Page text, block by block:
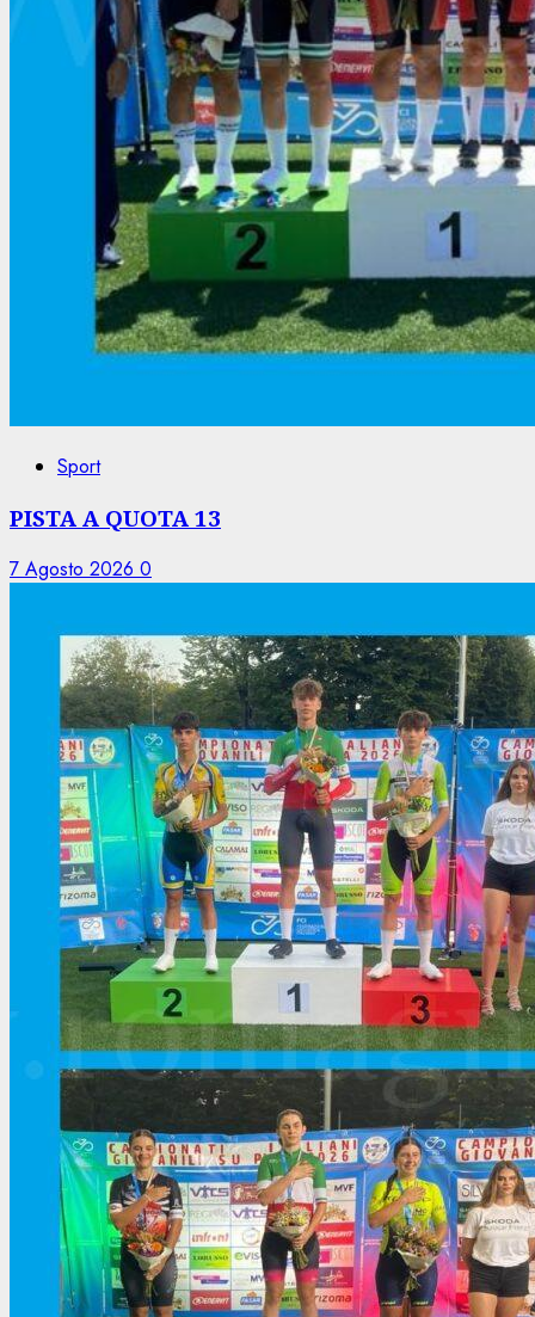
Sport
PISTA A QUOTA 13
7 Agosto 2026 0